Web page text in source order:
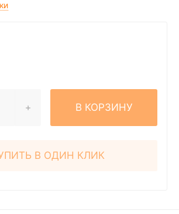
В КОРЗИНУ
В ОДИН КЛИК